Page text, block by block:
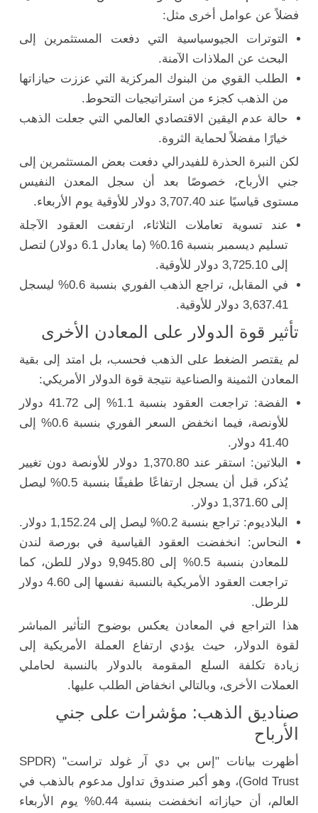
فضلاً عن عوامل أخرى مثل:
التوترات الجيوسياسية التي دفعت المستثمرين إلى
البحث عن الملاذات الآمنة.
الطلب القوي من البنوك المركزية التي عززت حيازاتها
من الذهب كجزء من استراتيجيات التحوط.
حالة عدم اليقين الاقتصادي العالمي التي جعلت الذهب
خيارًا مفضلاً لحماية الثروة.
لكن النبرة الحذرة للفيدرالي دفعت بعض المستثمرين إلى
جني الأرباح، خصوصًا بعد أن سجل المعدن النفيس
مستوى قياسيًا عند 3,707.40 دولار للأوقية يوم الأربعاء.
عند تسوية تعاملات الثلاثاء، ارتفعت العقود الآجلة
تسليم ديسمبر بنسبة 0.16% (ما يعادل 6.1 دولار) لتصل
إلى 3,725.10 دولار للأوقية.
في المقابل، تراجع الذهب الفوري بنسبة 0.6% ليسجل
3,637.41 دولار للأوقية.
تأثير قوة الدولار على المعادن الأخرى
لم يقتصر الضغط على الذهب فحسب، بل امتد إلى بقية
المعادن الثمينة والصناعية نتيجة قوة الدولار الأمريكي:
الفضة: تراجعت العقود بنسبة 1.1% إلى 41.72 دولار
للأونصة، فيما انخفض السعر الفوري بنسبة 0.6% إلى
41.40 دولار.
البلاتين: استقر عند 1,370.80 دولار للأونصة دون تغيير
يُذكر، قبل أن يسجل ارتفاعًا طفيفًا بنسبة 0.5% ليصل
إلى 1,371.60 دولار.
البلاديوم: تراجع بنسبة 0.2% ليصل إلى 1,152.24 دولار.
النحاس: انخفضت العقود القياسية في بورصة لندن
للمعادن بنسبة 0.5% إلى 9,945.80 دولار للطن، كما
تراجعت العقود الأمريكية بالنسبة نفسها إلى 4.60 دولار
للرطل.
هذا التراجع في المعادن يعكس بوضوح التأثير المباشر
لقوة الدولار، حيث يؤدي ارتفاع العملة الأمريكية إلى
زيادة تكلفة السلع المقومة بالدولار بالنسبة لحاملي
العملات الأخرى، وبالتالي انخفاض الطلب عليها.
صناديق الذهب: مؤشرات على جني
الأرباح
أظهرت بيانات "إس بي دي آر غولد تراست" (SPDR
Gold Trust)، وهو أكبر صندوق تداول مدعوم بالذهب في
العالم، أن حيازاته انخفضت بنسبة 0.44% يوم الأربعاء